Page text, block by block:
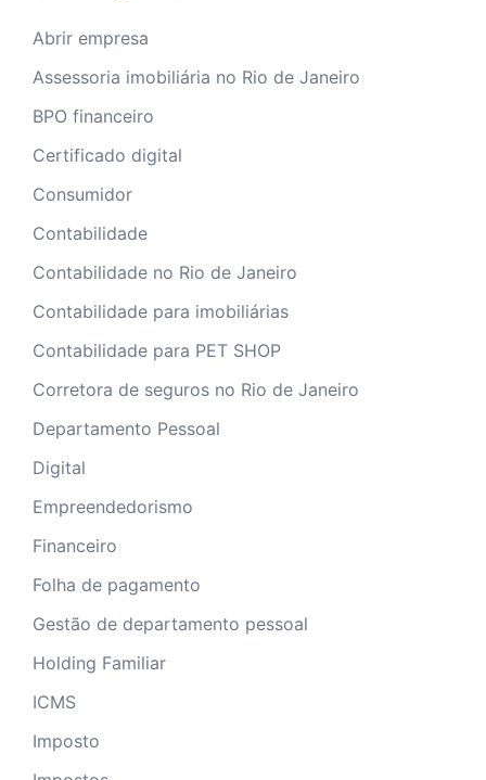
Abrir empresa
Assessoria imobiliária no Rio de Janeiro
BPO financeiro
Certificado digital
Consumidor
Contabilidade
Contabilidade no Rio de Janeiro
Contabilidade para imobiliárias
Contabilidade para PET SHOP
Corretora de seguros no Rio de Janeiro
Departamento Pessoal
Digital
Empreendedorismo
Financeiro
Folha de pagamento
Gestão de departamento pessoal
Holding Familiar
ICMS
Imposto